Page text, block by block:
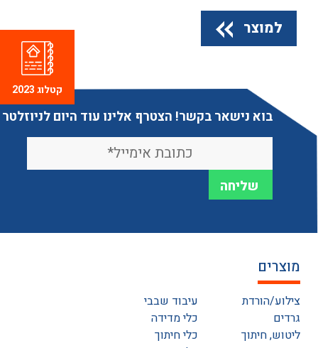
למוצר
בוא נישאר בקשר! הצטרף אלינו עוד היום לניוזלטר
מוצרים
צילוע/הורדת
גרדים
ליטוש, חיתוך
עיבוד שבבי
כלי מדידה
כלי חיתוך
קטלוג 2023